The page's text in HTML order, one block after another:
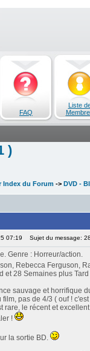
FAQ
Liste
)
Index du Forum -> DVD -
07:19 Sujet du message:
Genre : Horreur/action.
Rebecca Ferguson,
et 28 Semaines plus
sauvage et horrifique
film, pas de 4/3 ( ouf !
rare, le récent et
!
la sortie BD.